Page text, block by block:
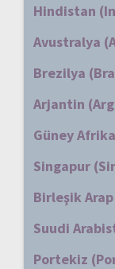
Hindistan
Avustralya
Brezilya
Arjantin
Güney
Singapur
Birleşik
Suudi
Portekiz